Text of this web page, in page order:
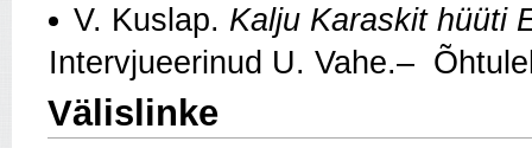
V. Kuslap. Kalju Karaskit hüüti
Intervjueerinud U. Vahe.–
Välislinke